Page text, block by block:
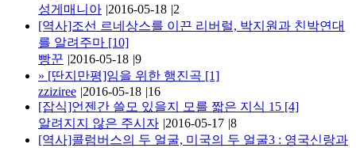
성게매니아 |2016-05-18 |2
[역사]조선 르네상스를 이끈 리버럴, 박지원과 친박연대
를 알려주마 [10]
빵꾼 |2016-05-18 |9
» [딴지만평]임을 위한 행진곡 [1]
zziziree |2016-05-18 |16
[잡식]언젠간 쓸모 있을지 모를 짧은 지식 15 [4]
알려지지 않은 주시자 |2016-05-17 |8
[역사]콜럼버스의 두 얼굴, 미국의 두 얼굴3 : 영국신랑과